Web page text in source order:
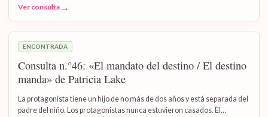
Ver consulta →
ENCONTRADA
Consulta n.°46: «El mandato del destino / El destino
manda» de Patricia Lake
La protagonista tiene un hijo de no más de dos años y está separada del
padre del niño. Los protagonistas nunca estuvieron casados. Él…